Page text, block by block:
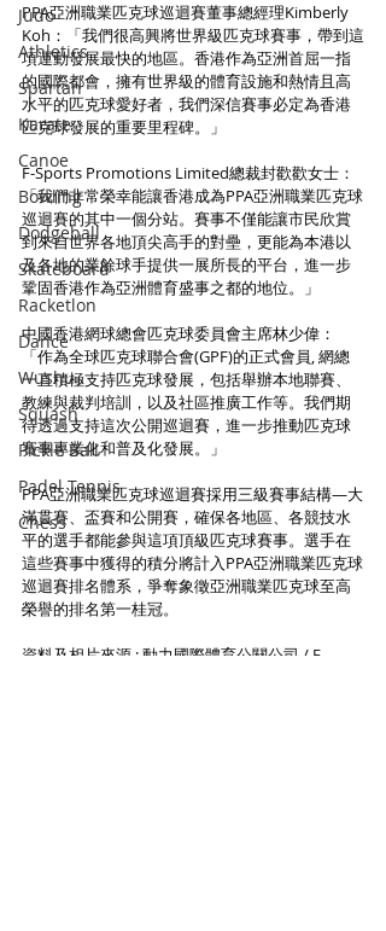
Judo
Athletics
Spartan
Karate
Canoe
Bowling
Dodgeball
Skateboard
Racketlon
Dance
Wushu
Squash
Pickle Ball
Padel Tennis
Chess
PPA亞洲職業匹克球巡迴賽董事總經理Kimberly
Koh：「我們很高興將世界級匹克球賽事，帶到這
項運動發展最快的地區。香港作為亞洲首屈一指
的國際都會，擁有世界級的體育設施和熱情且高
水平的匹克球愛好者，我們深信賽事必定為香港
匹克球發展的重要里程碑。」
F-Sports Promotions Limited總裁封歡歡女士：
「我們非常榮幸能讓香港成為PPA亞洲職業匹克球
巡迴賽的其中一個分站。賽事不僅能讓市民欣賞
到來自世界各地頂尖高手的對壘，更能為本港以
及各地的業餘球手提供一展所長的平台，進一步
鞏固香港作為亞洲體育盛事之都的地位。」
中國香港網球總會匹克球委員會主席林少偉：
「作為全球匹克球聯合會(GPF)的正式會員, 網總
一直積極支持匹克球發展，包括舉辦本地聯賽、
教練與裁判培訓，以及社區推廣工作等。我們期
待透過支持這次公開巡迴賽，進一步推動匹克球
賽事專業化和普及化發展。」
PPA亞洲職業匹克球巡迴賽採用三級賽事結構—大
滿貫賽、盃賽和公開賽，確保各地區、各競技水
平的選手都能參與這項頂級匹克球賽事。選手在
這些賽事中獲得的積分將計入PPA亞洲職業匹克球
巡迴賽排名體系，爭奪象徵亞洲職業匹克球至高
榮譽的排名第一桂冠。
資料及相片來源 : 動力國際體育公關公司 / F-